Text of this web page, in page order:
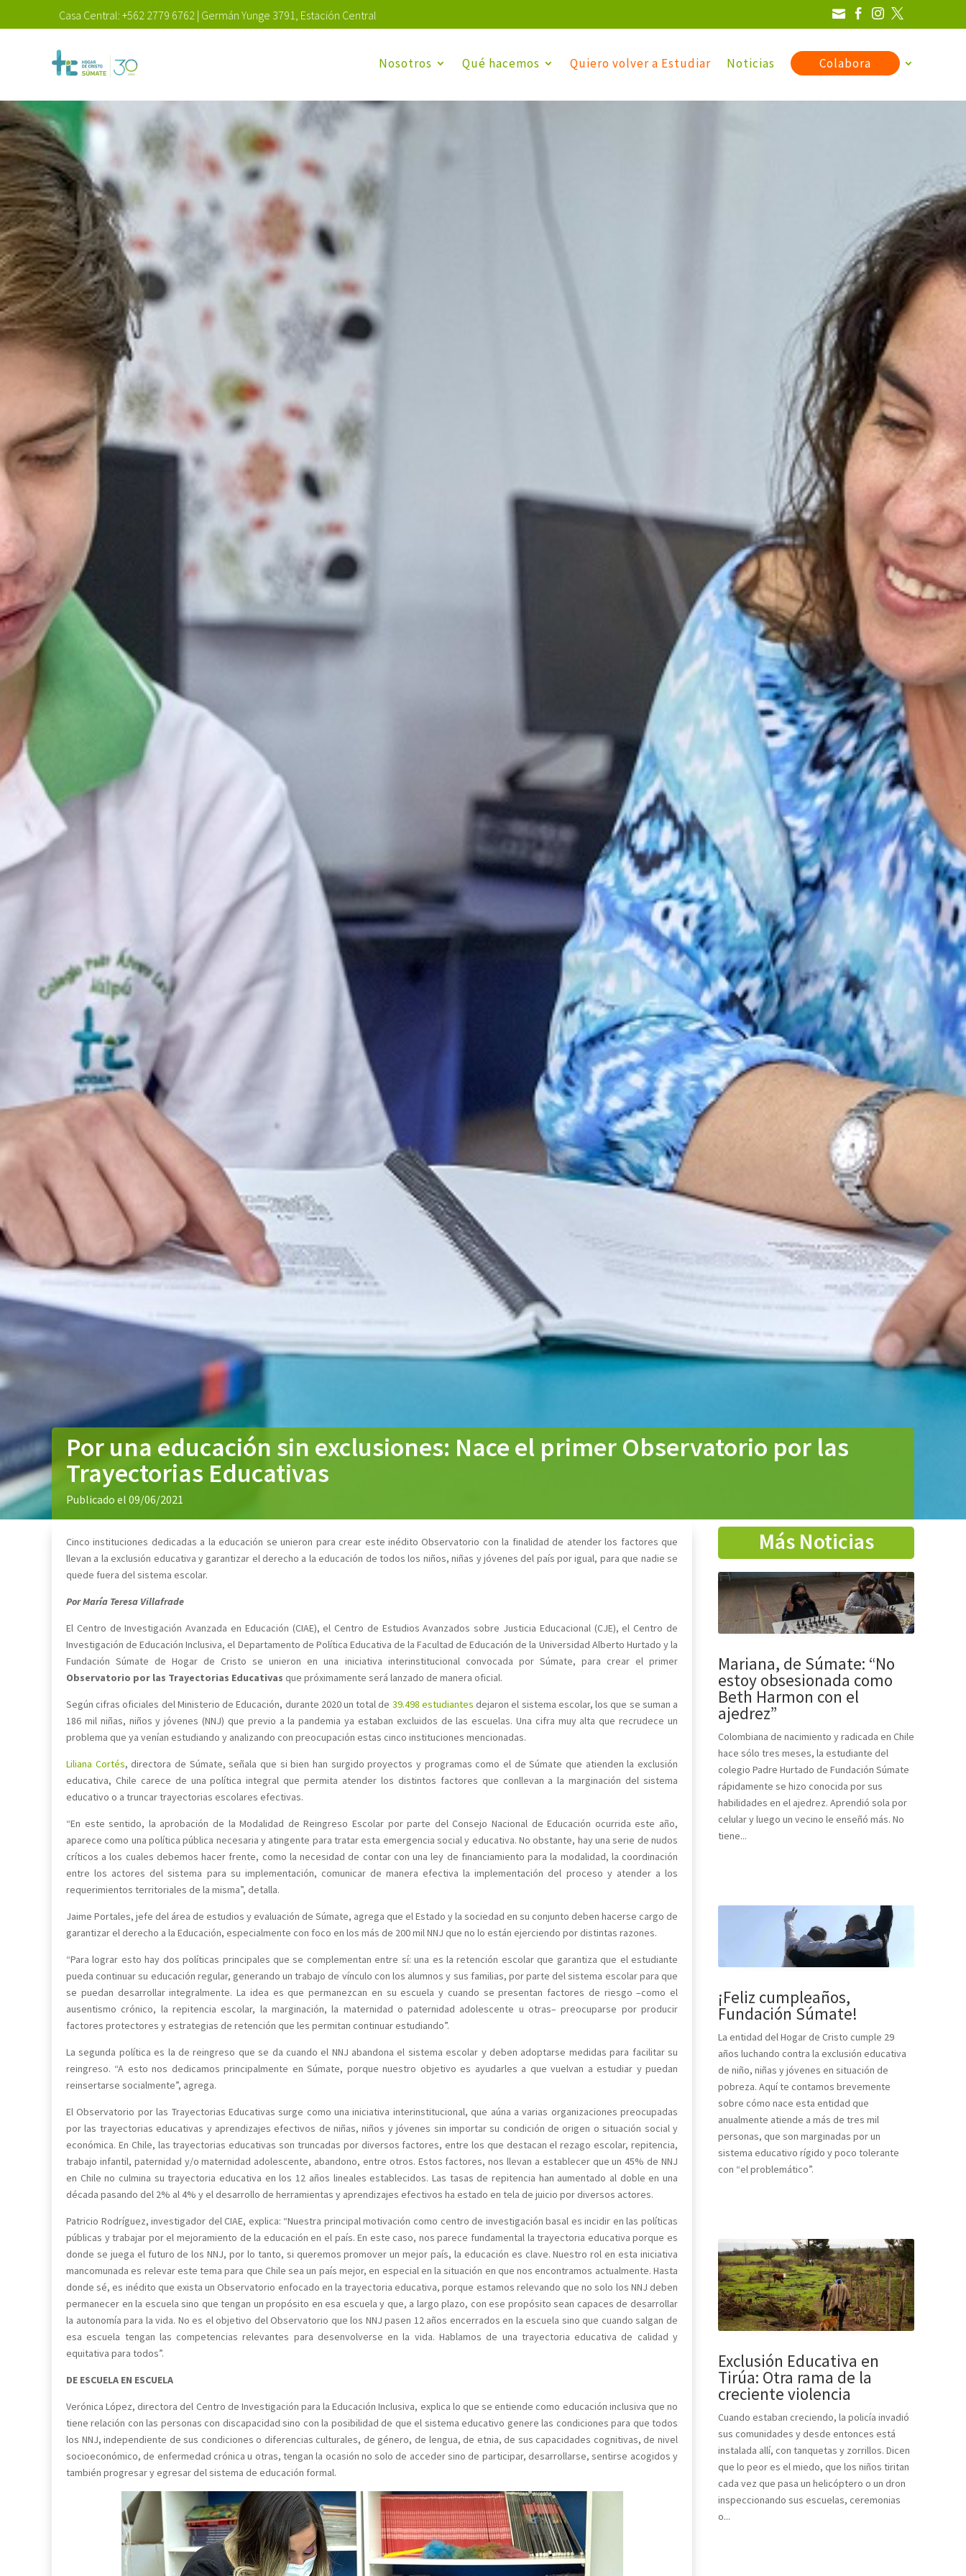
Casa Central: +562 2779 6762 | Germán Yunge 3791, Estación Central    
Nosotros Qué hacemos Quiero volver a Estudiar Noticias Colabora
Por una educación sin exclusiones: Nace el primer Observatorio por las
Trayectorias Educativas
Publicado el 09/06/2021
Cinco instituciones dedicadas a la educación se unieron para crear este inédito Observatorio con la finalidad de atender los factores que
llevan a la exclusión educativa y garantizar el derecho a la educación de todos los niños, niñas y jóvenes del país por igual, para que nadie se
quede fuera del sistema escolar.
Por María Teresa Villafrade
El Centro de Investigación Avanzada en Educación (CIAE), el Centro de Estudios Avanzados sobre Justicia Educacional (CJE), el Centro de
Investigación de Educación Inclusiva, el Departamento de Política Educativa de la Facultad de Educación de la Universidad Alberto Hurtado y la
Fundación Súmate de Hogar de Cristo se unieron en una iniciativa interinstitucional convocada por Súmate, para crear el primer
Observatorio por las Trayectorias Educativas que próximamente será lanzado de manera oficial.
Según cifras oficiales del Ministerio de Educación, durante 2020 un total de 39.498 estudiantes dejaron el sistema escolar, los que se suman a
186 mil niñas, niños y jóvenes (NNJ) que previo a la pandemia ya estaban excluidos de las escuelas. Una cifra muy alta que recrudece un
problema que ya venían estudiando y analizando con preocupación estas cinco instituciones mencionadas.
Liliana Cortés, directora de Súmate, señala que si bien han surgido proyectos y programas como el de Súmate que atienden la exclusión
educativa, Chile carece de una política integral que permita atender los distintos factores que conllevan a la marginación del sistema
educativo o a truncar trayectorias escolares efectivas.
“En este sentido, la aprobación de la Modalidad de Reingreso Escolar por parte del Consejo Nacional de Educación ocurrida este año,
aparece como una política pública necesaria y atingente para tratar esta emergencia social y educativa. No obstante, hay una serie de nudos
críticos a los cuales debemos hacer frente, como la necesidad de contar con una ley de financiamiento para la modalidad, la coordinación
entre los actores del sistema para su implementación, comunicar de manera efectiva la implementación del proceso y atender a los
requerimientos territoriales de la misma”, detalla.
Jaime Portales, jefe del área de estudios y evaluación de Súmate, agrega que el Estado y la sociedad en su conjunto deben hacerse cargo de
garantizar el derecho a la Educación, especialmente con foco en los más de 200 mil NNJ que no lo están ejerciendo por distintas razones.
“Para lograr esto hay dos políticas principales que se complementan entre sí: una es la retención escolar que garantiza que el estudiante
pueda continuar su educación regular, generando un trabajo de vínculo con los alumnos y sus familias, por parte del sistema escolar para que
se puedan desarrollar integralmente. La idea es que permanezcan en su escuela y cuando se presentan factores de riesgo –como el
ausentismo crónico, la repitencia escolar, la marginación, la maternidad o paternidad adolescente u otras– preocuparse por producir
factores protectores y estrategias de retención que les permitan continuar estudiando”.
La segunda política es la de reingreso que se da cuando el NNJ abandona el sistema escolar y deben adoptarse medidas para facilitar su
reingreso. “A esto nos dedicamos principalmente en Súmate, porque nuestro objetivo es ayudarles a que vuelvan a estudiar y puedan
reinsertarse socialmente”, agrega.
El Observatorio por las Trayectorias Educativas surge como una iniciativa interinstitucional, que aúna a varias organizaciones preocupadas
por las trayectorias educativas y aprendizajes efectivos de niñas, niños y jóvenes sin importar su condición de origen o situación social y
económica. En Chile, las trayectorias educativas son truncadas por diversos factores, entre los que destacan el rezago escolar, repitencia,
trabajo infantil, paternidad y/o maternidad adolescente, abandono, entre otros. Estos factores, nos llevan a establecer que un 45% de NNJ
en Chile no culmina su trayectoria educativa en los 12 años lineales establecidos. Las tasas de repitencia han aumentado al doble en una
década pasando del 2% al 4% y el desarrollo de herramientas y aprendizajes efectivos ha estado en tela de juicio por diversos actores.
Patricio Rodríguez, investigador del CIAE, explica: “Nuestra principal motivación como centro de investigación basal es incidir en las políticas
públicas y trabajar por el mejoramiento de la educación en el país. En este caso, nos parece fundamental la trayectoria educativa porque es
donde se juega el futuro de los NNJ, por lo tanto, si queremos promover un mejor país, la educación es clave. Nuestro rol en esta iniciativa
mancomunada es relevar este tema para que Chile sea un país mejor, en especial en la situación en que nos encontramos actualmente. Hasta
donde sé, es inédito que exista un Observatorio enfocado en la trayectoria educativa, porque estamos relevando que no solo los NNJ deben
permanecer en la escuela sino que tengan un propósito en esa escuela y que, a largo plazo, con ese propósito sean capaces de desarrollar
la autonomía para la vida. No es el objetivo del Observatorio que los NNJ pasen 12 años encerrados en la escuela sino que cuando salgan de
esa escuela tengan las competencias relevantes para desenvolverse en la vida. Hablamos de una trayectoria educativa de calidad y
equitativa para todos”.
DE ESCUELA EN ESCUELA
Verónica López, directora del Centro de Investigación para la Educación Inclusiva, explica lo que se entiende como educación inclusiva que no
tiene relación con las personas con discapacidad sino con la posibilidad de que el sistema educativo genere las condiciones para que todos
los NNJ, independiente de sus condiciones o diferencias culturales, de género, de lengua, de etnia, de sus capacidades cognitivas, de nivel
socioeconómico, de enfermedad crónica u otras, tengan la ocasión no solo de acceder sino de participar, desarrollarse, sentirse acogidos y
también progresar y egresar del sistema de educación formal.
Más Noticias
Mariana, de Súmate: “No
estoy obsesionada como
Beth Harmon con el
ajedrez”
Colombiana de nacimiento y radicada en Chile
hace sólo tres meses, la estudiante del
colegio Padre Hurtado de Fundación Súmate
rápidamente se hizo conocida por sus
habilidades en el ajedrez. Aprendió sola por
celular y luego un vecino le enseñó más. No
tiene...
¡Feliz cumpleaños,
Fundación Súmate!
La entidad del Hogar de Cristo cumple 29
años luchando contra la exclusión educativa
de niño, niñas y jóvenes en situación de
pobreza. Aquí te contamos brevemente
sobre cómo nace esta entidad que
anualmente atiende a más de tres mil
personas, que son marginadas por un
sistema educativo rígido y poco tolerante
con “el problemático”.
Exclusión Educativa en
Tirúa: Otra rama de la
creciente violencia
Cuando estaban creciendo, la policía invadió
sus comunidades y desde entonces está
instalada allí, con tanquetas y zorrillos. Dicen
que lo peor es el miedo, que los niños tiritan
cada vez que pasa un helicóptero o un dron
inspeccionando sus escuelas, ceremonias
o...